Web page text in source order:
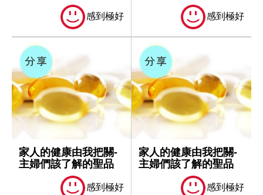
感到極好 感到極好
家人的健康由我把關-
主婦們該了解的聖品
感到極好
家人的健康由我把關-
主婦們該了解的聖品
感到極好